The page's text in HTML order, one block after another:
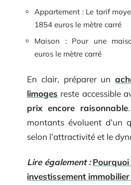
Appartement : Le tarif
1854 euros le mètre carré
Maison : Pour une
euros le mètre carré
En clair, préparer un
limoges reste accessible
prix encore raisonnable
montants évoluent d’un
selon l’attractivité et le
Lire également :
investissement